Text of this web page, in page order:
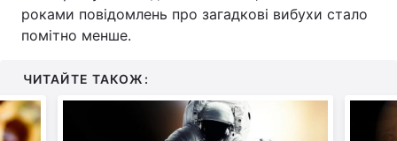
роками повідомлень про загадкові вибухи стало
помітно менше.
ЧИТАЙТЕ ТАКОЖ: